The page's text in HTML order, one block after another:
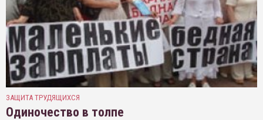
ЗАЩИТА ТРУДЯЩИХСЯ
Одиночество в толпе